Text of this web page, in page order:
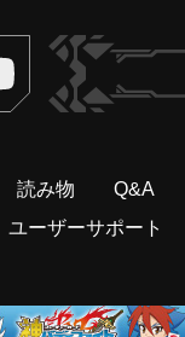
ヴァンガードch
読み物 Q&A
ユーザーサポート